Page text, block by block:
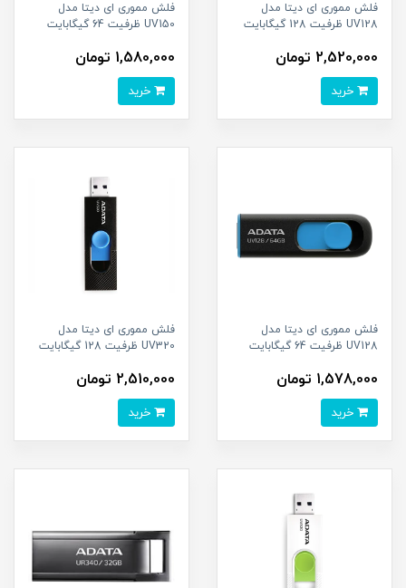
فلش مموری ای دیتا مدل
UV128 ظرفیت 128 گیگابایت
2,520,000 تومان
فلش مموری ای دیتا مدل
UV150 ظرفیت 64 گیگابایت
1,580,000 تومان
فلش مموری ای دیتا مدل
UV128 ظرفیت 64 گیگابایت
1,578,000 تومان
فلش مموری ای دیتا مدل
UV320 ظرفیت 128 گیگابایت
2,510,000 تومان